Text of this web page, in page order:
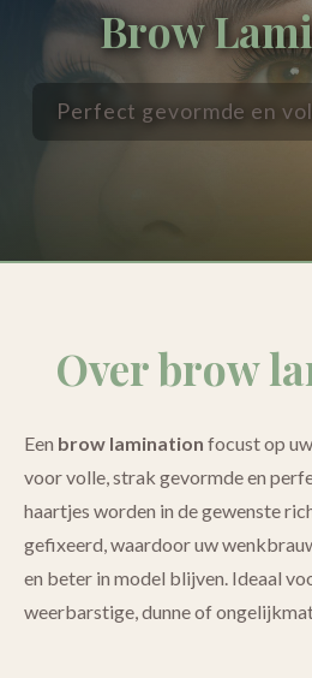
Brow
Perfect gevormde en
Over brow
Een brow lamination focust op
voor volle, strak gevormde en
haartjes worden in de gewenste
gefixeerd, waardoor uw
en beter in model blijven. Ideaal
weerbarstige, dunne of